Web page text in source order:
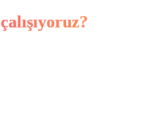
çalışıyoruz?